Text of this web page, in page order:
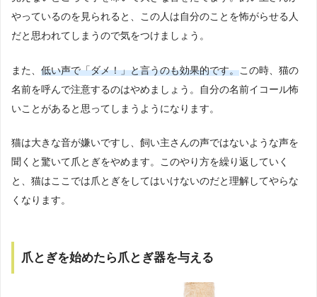
やっているのを見られると、この人は自分のことを怖がらせる人
だと思われてしまうので気をつけましょう。
また、 低い声で「ダメ！」と言うのも効果的です。この時、猫の
名前を呼んで注意するのはやめましょう。自分の名前イコール怖
いことがあると思ってしまうようになります。
猫は大きな音が嫌いですし、飼い主さんの声ではないような声を
聞くと驚いて爪とぎをやめます。このやり方を繰り返していく
と、猫はここでは爪とぎをしてはいけないのだと理解してやらな
くなります。
爪とぎを始めたら爪とぎ器を与える